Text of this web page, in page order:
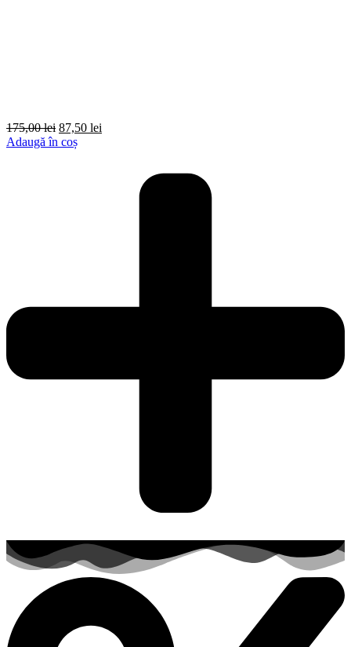
175,00lei 87,50 lei
Adaugă în coș